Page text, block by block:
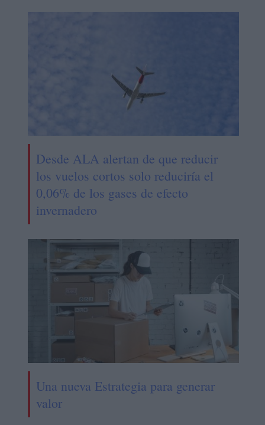
Desde ALA alertan de que reducir
los vuelos cortos solo reduciría el
0,06% de los gases de efecto
invernadero
Una nueva Estrategia para generar
valor